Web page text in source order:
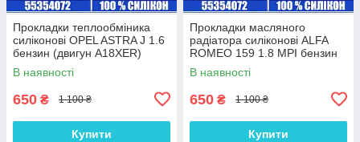
Прокладки теплообміника
силіконові OPEL ASTRA J 1.6
бензин (двигун A18XER)
комплект 16 шт.
В наявності
650 ₴ 1 100 ₴
Купити
Прокладки масляного
радіатора силіконові ALFA
ROMEO 159 1.8 MPI бензин
(двигун 939A4.000) комплект
16 шт.
В наявності
650 ₴ 1 100 ₴
Купити